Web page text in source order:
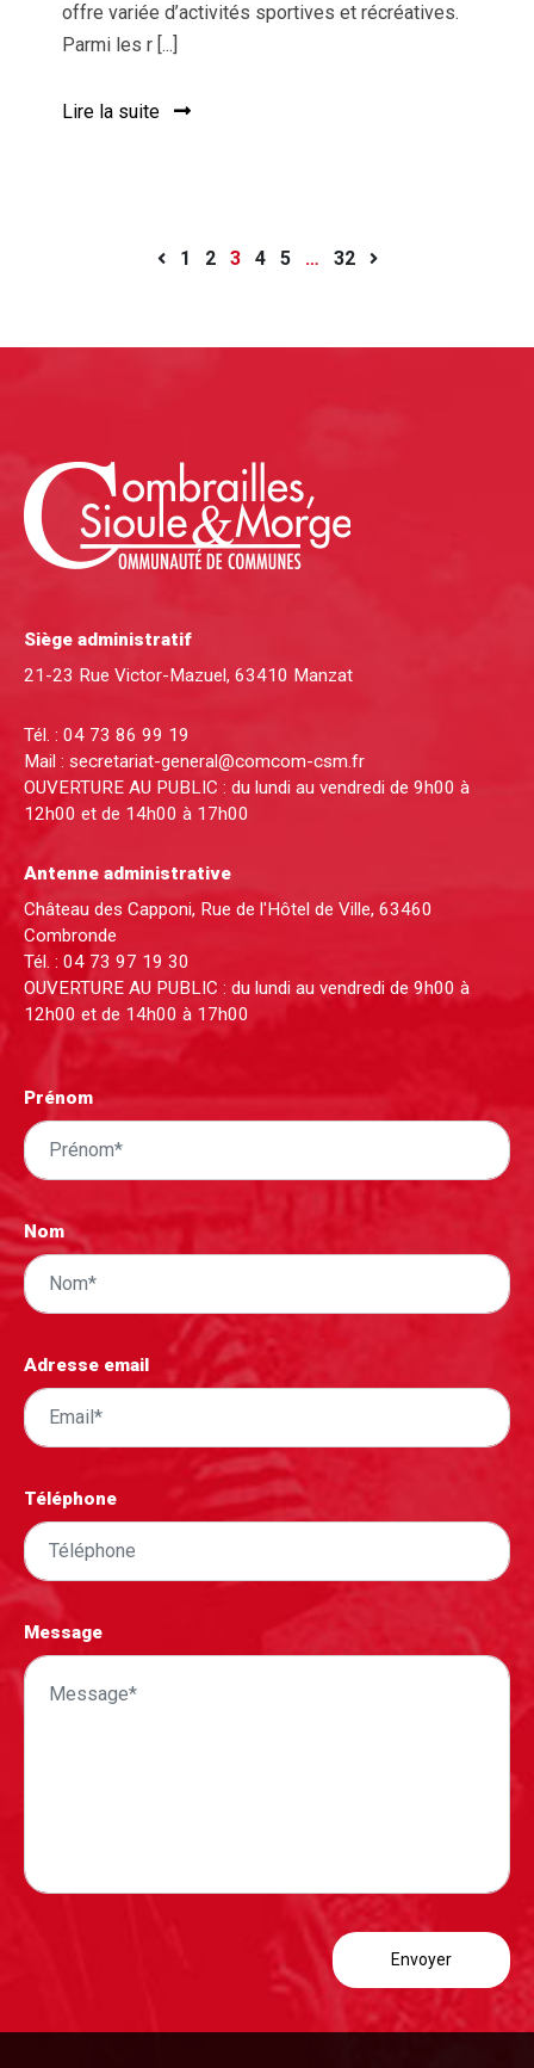
offre variée d’activités sportives et récréatives.
Parmi les r [...]
Lire la suite
1 2 3 4 5 … 32
Siège administratif
21-23 Rue Victor-Mazuel, 63410 Manzat
Tél. : 04 73 86 99 19
Mail : secretariat-general@comcom-csm.fr
OUVERTURE AU PUBLIC : du lundi au vendredi de 9h00 à
12h00 et de 14h00 à 17h00
Antenne administrative
Château des Capponi, Rue de l'Hôtel de Ville, 63460
Combronde
Tél. : 04 73 97 19 30
OUVERTURE AU PUBLIC : du lundi au vendredi de 9h00 à
12h00 et de 14h00 à 17h00
Prénom
Nom
Adresse email
Téléphone
Message